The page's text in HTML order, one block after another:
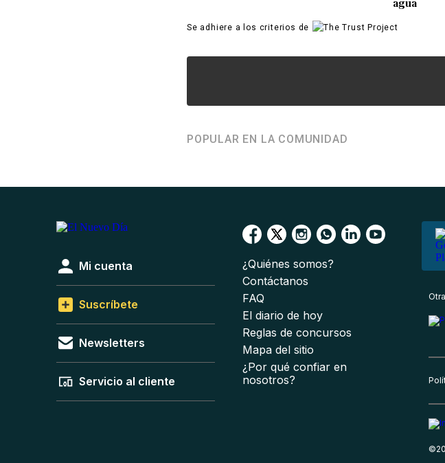
agua
Se adhiere a los criterios de
POPULAR EN LA COMUNIDAD
Mi cuenta
Suscríbete
Newsletters
Servicio al cliente
¿Quiénes somos?
Contáctanos
FAQ
El diario de hoy
Reglas de concursos
Mapa del sitio
¿Por qué confiar en
nosotros?
©